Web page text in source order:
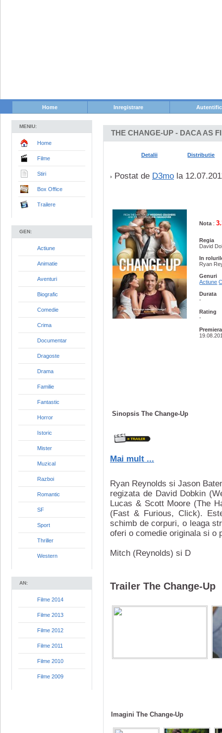
Home Inregistrare
MENIU:
Home
Filme
Stiri
Box Office
Trailere
GEN:
Actiune
Animatie
Aventuri
Biografic
Comedie
Crima
Documentar
Dragoste
Drama
Familie
Fantastic
Horror
Istoric
Mister
Muzical
Razboi
Romantic
SF
Sport
Thriller
Western
AN:
Filme 2014
Filme 2013
Filme 2012
Filme 2011
Filme 2010
Filme 2009
THE CHANGE-UP - DACA AS
Detalii Distributie
Postat de D3mo la
Nota :
Regia
David
In
Ryan
Genuri
Actiune
Durata
-
Rating
-
Sinopsis The Change-Up
Mai mult ...
Ryan Reynolds si Jason
regizata de David Dobkin
Lucas & Scott Moore (The
(Fast & Furious, Click).
schimb de corpuri, o leaga
oferi o comedie originala si o
Mitch (Reynolds) si D
Trailer The Change-Up
Imagini The Change-Up